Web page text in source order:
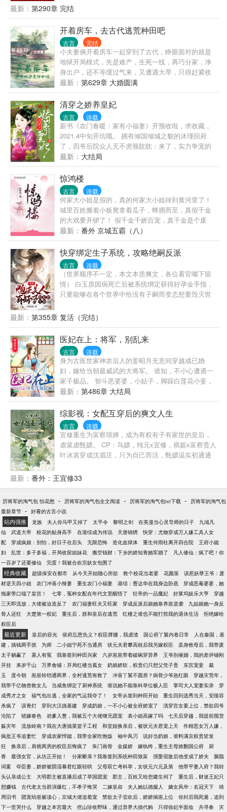
子。 而且说好的凶悍呢，碰碰手就脸红的是谁啊。 猎
户身高腿长一身腱子肉，妥妥的古代版 180+黑皮体育
生。 杨冬湖极力压制住嘴角的笑容，这哪是克星，这
明明是久旱逢甘霖啊。
最新： 第290章 完结
开着房车，去古代逃荒种田吧
古言 完结
小夫妻俩开着房车一起穿到了古代，睁眼面对的就是
地狱开局模式，先是难产，生死一线，再巧分家，净
身出户，还不等缓过气来，又遭遇大旱，只得赶紧收
拾利索加入了逃荒大军。 一路经历了八十一难，好
在，他们有房车这个外挂在，吃喝不愁，偶尔还能把
逃荒当成旅行来享受。 等好不容易安顿下来后，以为
从此，就能走上种田发家致富的康庄大道了，谁知没
几年，又卷入了宫斗。 顾欢喜很惆怅，她就是一平凡
小老百姓，打不了那样的高端局啊。 况且，还有个铁
憨憨老公，带不动，根本带不动。 最后，她发现，亲
生闺女阿鲤才是女主吧？ 一岁阿鲤软萌可爱，”哥哥真
好看。“ 三岁阿鲤机灵漂亮，”哥哥，我把眼泪给你
吃，吃了后，你就再不会生病了。“ 七岁阿鲤蕙质兰
心，”哥哥，你想要多少粮食？我都可以帮你种出来。“
十岁阿鲤小荷初绽，”哥哥，你说我们永远会在一起，
不要住到宫里去好不好？“ 十四岁阿鲤名动京城，”哥
哥，我长大了，你可以来娶我了。“
最新： 第629章 大婚圆满
清穿之娇养皇妃
古言 连载
新书《农门春暖：家有小福妻》开预收啦，求收藏，
2021.4中旬开坑哦。 拥有倾国倾城之貌的沐瑾回府
了，四爷后院众人无不虎视眈眈：来了，实力争宠的
来了！ 沐瑾很苦逼，争宠干什么？多耽误种田！她并
不想回来啊，福晋心思深沉，李侧福晋咄咄逼人，宋
格格是个笑面虎，耿格格是个假天真，她空有美貌其
实地位低、没靠山、两眼一抹黑！好想哭，想回庄子
种田！ 众人气愤：信你才怪！你个心机女，才回来多
久啊，自己算算跟爷‘偶遇’多少回了？ 沐瑾：...... 真
的是偶遇啊！她能怎么办？她也很绝望啊！ 四爷：这
样的偶遇可以再多一点！遇着遇着就上了心，只想把
她娇养起来，宠着疼着，给她最好的一切。 书友群：
169598252
最新： 大结局
惊鸿楼
古言 连载
何家大小姐是假的，真的何家大小姐掉到黄河里了！
城里百姓搬着小板凳拿着瓜子，蜂拥而至，真假千金
的大戏要开锣了！ 假千金千娇百宠，真千金是个废
物？ 确实废，她这一生也只不过干了三件小事，随便
养大的孩子当了皇帝，掐掐手指废了一座城，世间遍
地惊鸿楼。
最新： 番外 京城五霸（八）
快穿绑定生子系统，攻略绝嗣反派
古言 连载
（世界顺序不一定，本文本质爽文，各位看官嘴下留
情） 白玉质因病死亡后被系统绑定获得好孕金手指，
只要能够在各个世界中给没有子嗣而变态想要毁灭世
身体，而穿越的身份是世界中虽然美貌却身份卑微、
只能成为主角成长垫脚石的炮灰。 世界一：一统天下
功过千秋却子嗣艰难的暴君vs爬上龙床的绝美宫女
（完结非双洁） 世界二：基因等级最强却生育概率极
低的星际帝王vs基因劣等的美貌奴隶（更新中，双
洁） 世界三：异能毁天灭地却有不育之症的末日领主
vs异能是变美的废物花瓶 世界四：金龙真身却因凡人
女子难以承受而无子的人皇vs被献上的绝代名伶 世界
五：千亿商业帝国统治者却被下药导致难有孩子的霸
却被诅咒无缘子女的异族王vs战败前往和亲的柔弱中
原公主（完结非双洁） 世界七：待定
最新： 第355章 复活（完结）
医妃在上：将军，别乱来
古言 连载
身为古医世家神农后人的姜昭月无意间穿越成已婚
妇，嫁给当朝最威武的大将军。 谁知，不小心遭遇一
家子极品。 智斗恶婆婆，小姑子，脚踩白莲花小妾，
打的色胆包天的小叔子不能人道，仗着高超医术走上
人生巅峰，却偶然发现，自己的便宜夫君竟然是个腹
黑货……表面是忠孝两全的大将军，背地里却是冷面
无情的大魔头，当身份被揭穿，魔君搂着小妻子邪魅
一笑：“夫人，谁欺负你，直接毒死算我的！”情节虚
构，请勿模仿
最新： 第486章 大结局
综影视：女配互穿后的爽文人生
古言 连载
宜修重生为富察琅嬅，成为有权有子有家世的皇后，
虐菜虐甄嬛。 CP：鸟嬛，纯元x宜修，祺嫔x富察贵人
叶冰裳穿成沈眉庄，只为自己而活，甄嬛温实初通通
女，一身技能心机无处安放。 富察琅嬅穿成宜修，这
把高端局，摆烂。
最新： 番外：王宜修33
厉将军的淘气包 怕花愁 - 厉将军的淘气包全文阅读 - 厉将军的淘气包txt下载 -
厉将军的淘气包
最新章节 - 好看的古言小说
站内强推 龙族 夫人你马甲又掉了 太平令 黎明之剑 在美漫当心灵导师的日子
九域凡
仙
武道大帝 校花的贴身高手 在港综成为传说 天唐锦绣
快穿：尤物穿成万人嫌工具人女
配
穿成疯娘：别怕，好日子在后头 无限恐怖 造化血狱体 重生何雨柱离开四合院
王府小媳
妇
乱世：多子多福，开局收留姐妹花 搬空钱财：下乡的娇知青她军婚了
凡人修仙：疯了吧！你
一百岁了还要修仙
完蛋！我被合欢宗妖女包围了
经典收藏 超级保安在都市 从今天开始随心所欲 救个校花当老婆 花颜策
误惹妖孽王爷：废
材逆天四小姐
农门冲喜小辣妻 重生农门小福妻 港综：曹达华在我身边卧底
穿成恶毒婆婆，她
拖家带口端了皇宫！
七零，冤种女配在年代文里醒悟了 狂帝的一品魔妃 好莱坞娱乐大亨
穿越
三天即流放，大佬被迫造反了
农门福妻旺夫又旺家 穿成反派后娘她靠养崽逆袭
九姑娘她一身反
骨人还狂
大楚第一权妃 重生后，朕和皇后在逃荒 红楼之谁也不能打扰我的退休生活
拒绝嫁给
权臣后
最近更新 皇后的容光 侯府忘恩负义？权臣撑腰，我虐渣 国公府丫鬟内卷日常
人在秦国，基
建，搞钱两手抓
为师 二小姐宁死不当通房 状元夫君攀高枝后我另嫁权臣
卖身救母后，我带废
太子躺赢了
寡人有冤 我靠签到种田兴家 六岁崽崽带着破碗穿异界
王爷别催婚，我的差评铺刚
开挂
来岁千山 万界食铺：开局红楼当孤女 奶娘娇软，权贵们只想父凭子贵 东宫宠妾
裁
玉
度今朝 崽崽铃铛通两界，全村逃荒有救了 冲喜丫鬟不圆房？病骨少爷急红眼
穿越灾荒年，
我带千亿物资救女儿
当咸鱼绑定了厨神系统 谁说她不能靠科举位极人臣 掌司大人宠妻实录
穿
成秀才之女
福气包出逃，全家的气运我夺了！ 女帝从签到种田开始
重生回到选秀当天，安陵容
杀疯了
误青灯 穿到大汉搞基建 穿成奶娘，一不小心被全府娇宠了
清穿宫女要上位，禁欲四爷
沦陷了
错嫁春色 劝爹入赘，我被五个大佬继兄团宠 表小姐高嫁了吗
七天后穿越，我提前囤货
躲灾年
流放岭南？我在大唐搞菜篮子工程 和堂姐换亲后，被状元夫君宠上天
作精恶女万人嫌，
疯批王爷追妻忙
穿成农家悍媳，我带全家吃饱饭 袖中凤刃
说好当奶娘，谁料满京权贵皆发
狂
换亲后，肩祧两房的权臣后悔疯了 朱门画骨 金媒娇 嫁纨绔，重生主母掀翻国公府
厨
香
最强女官，从坊正开始！ 分家断亲？我靠签到系统种田致富 强娶宿敌后他变成了娇夫
胭脂
词案
夺臣妻，娇娇被阴湿暴君红眼轻哄 父母双亡考科举，女状元六元及第
他带平妻入府？我转
头认亲成公主
大明郡主被直播后成了举国团宠 郡主，百姓又给您建生祠了
重生后，财迷王妃只
想赚钱
古代老太当群演爆红，不孝子悔哭 二嫁皇叔 夫人她以德服人 嫡女风华：名冠天下
靖
周旧书
团宠幼崽被读心，京城大佬追着宠 禁欲太子尝欢后，娇娇揣崽上位
你封后我死遁，追到
下一世哭什么
穿越之本宫最大 挖山珍收野味，通过异界大搞代购 只得徐妃半面妆 共寻春 灾